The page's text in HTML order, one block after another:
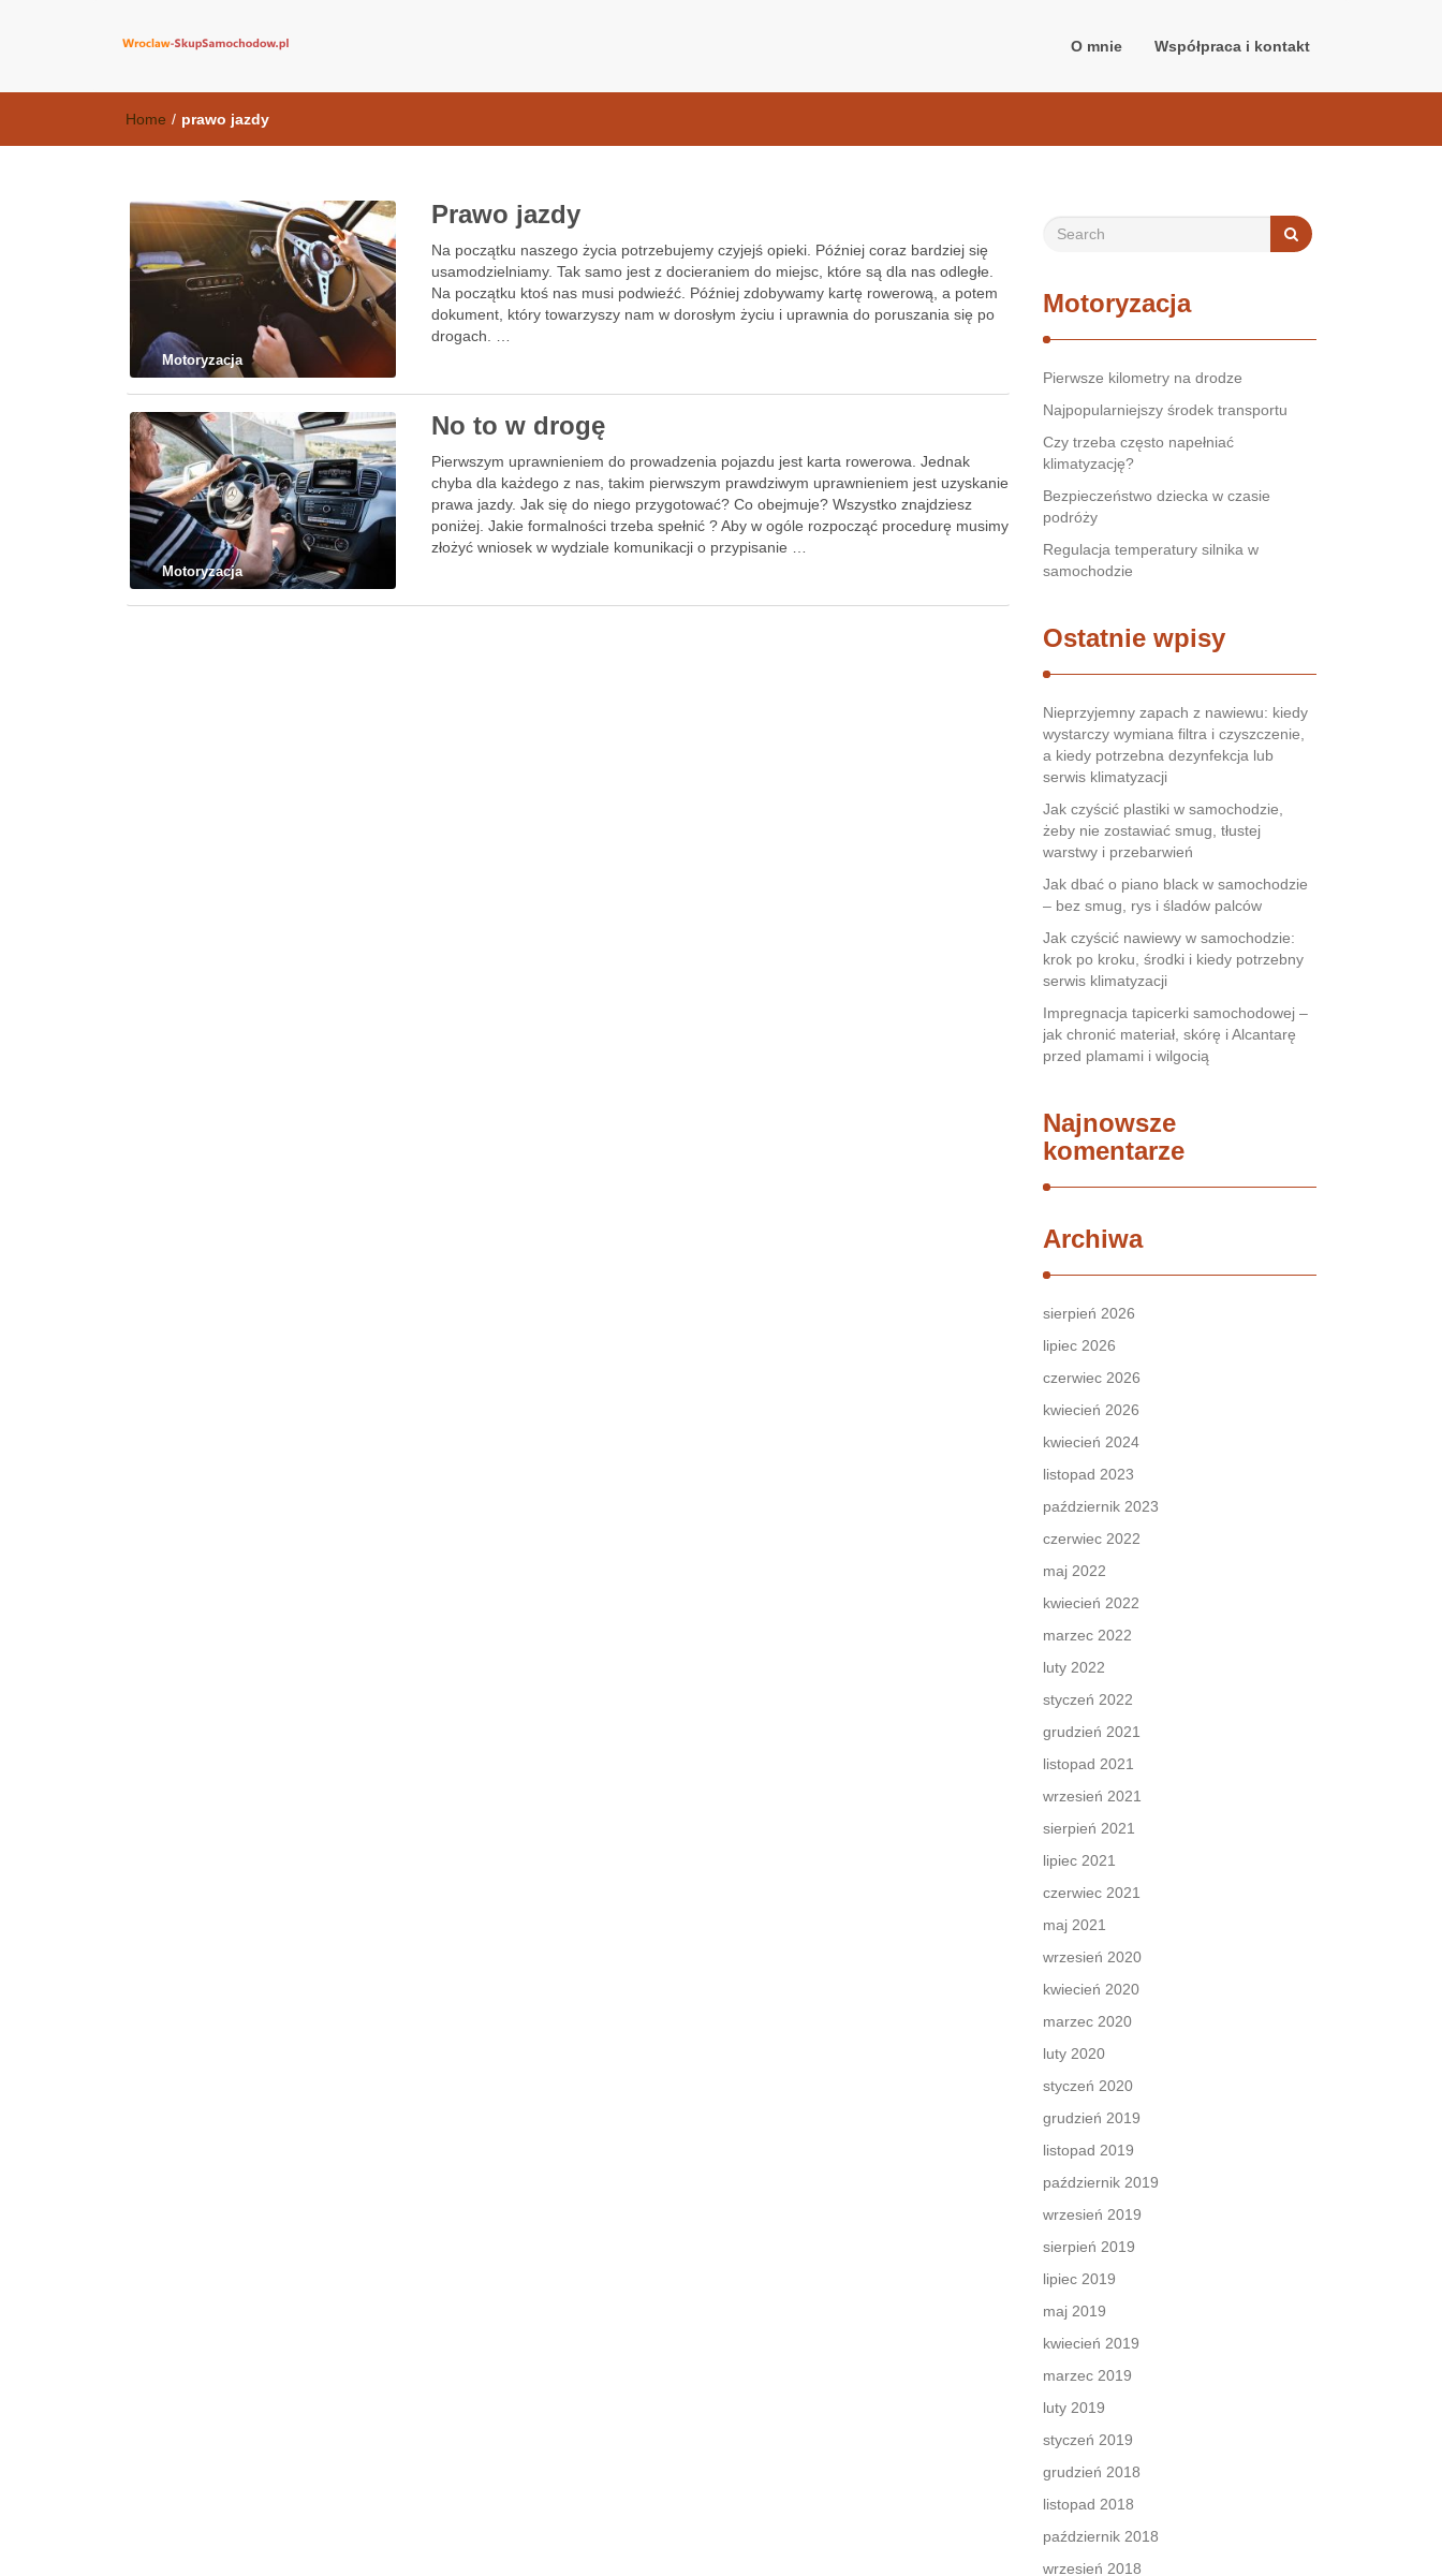
O mnie Współpraca i kontakt
Home / prawo jazdy
Motoryzacja
Prawo jazdy
Na początku naszego życia potrzebujemy czyjejś opieki. Później coraz bardziej się
usamodzielniamy. Tak samo jest z docieraniem do miejsc, które są dla nas odległe.
Na początku ktoś nas musi podwieźć. Później zdobywamy kartę rowerową, a potem
dokument, który towarzyszy nam w dorosłym życiu i uprawnia do poruszania się po
drogach. …
Motoryzacja
No to w drogę
Pierwszym uprawnieniem do prowadzenia pojazdu jest karta rowerowa. Jednak
chyba dla każdego z nas, takim pierwszym prawdziwym uprawnieniem jest uzyskanie
prawa jazdy. Jak się do niego przygotować? Co obejmuje? Wszystko znajdziesz
poniżej. Jakie formalności trzeba spełnić ? Aby w ogóle rozpocząć procedurę musimy
złożyć wniosek w wydziale komunikacji o przypisanie …
Motoryzacja
Pierwsze kilometry na drodze
Najpopularniejszy środek transportu
Czy trzeba często napełniać
klimatyzację?
Bezpieczeństwo dziecka w czasie
podróży
Regulacja temperatury silnika w
samochodzie
Ostatnie wpisy
Nieprzyjemny zapach z nawiewu: kiedy
wystarczy wymiana filtra i czyszczenie,
a kiedy potrzebna dezynfekcja lub
serwis klimatyzacji
Jak czyścić plastiki w samochodzie,
żeby nie zostawiać smug, tłustej
warstwy i przebarwień
Jak dbać o piano black w samochodzie
– bez smug, rys i śladów palców
Jak czyścić nawiewy w samochodzie:
krok po kroku, środki i kiedy potrzebny
serwis klimatyzacji
Impregnacja tapicerki samochodowej –
jak chronić materiał, skórę i Alcantarę
przed plamami i wilgocią
Najnowsze
komentarze
Archiwa
sierpień 2026
lipiec 2026
czerwiec 2026
kwiecień 2026
kwiecień 2024
listopad 2023
październik 2023
czerwiec 2022
maj 2022
kwiecień 2022
marzec 2022
luty 2022
styczeń 2022
grudzień 2021
listopad 2021
wrzesień 2021
sierpień 2021
lipiec 2021
czerwiec 2021
maj 2021
wrzesień 2020
kwiecień 2020
marzec 2020
luty 2020
styczeń 2020
grudzień 2019
listopad 2019
październik 2019
wrzesień 2019
sierpień 2019
lipiec 2019
maj 2019
kwiecień 2019
marzec 2019
luty 2019
styczeń 2019
grudzień 2018
listopad 2018
październik 2018
wrzesień 2018